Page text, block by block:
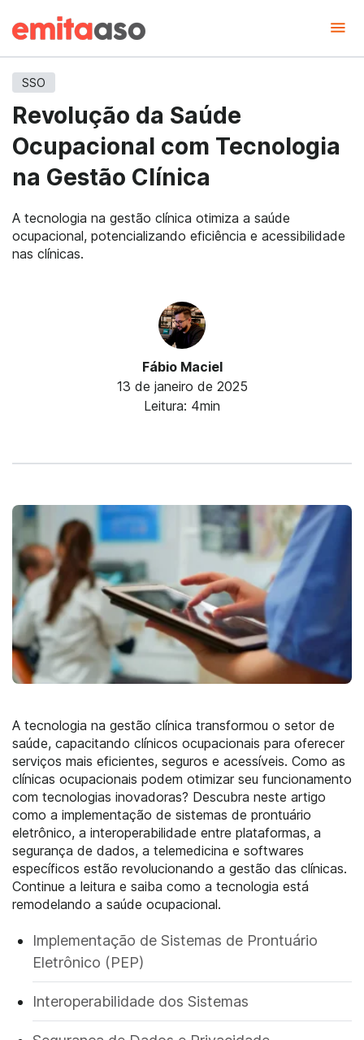
SSO
Revolução da Saúde
Ocupacional com Tecnologia
na Gestão Clínica
A tecnologia na gestão clínica otimiza a saúde
ocupacional, potencializando eficiência e acessibilidade
nas clínicas.
Fábio Maciel
13 de janeiro de 2025
Leitura: 4min
A tecnologia na gestão clínica transformou o setor de
saúde, capacitando clínicos ocupacionais para oferecer
serviços mais eficientes, seguros e acessíveis. Como as
clínicas ocupacionais podem otimizar seu funcionamento
com tecnologias inovadoras? Descubra neste artigo
como a implementação de sistemas de prontuário
eletrônico, a interoperabilidade entre plataformas, a
segurança de dados, a telemedicina e softwares
específicos estão revolucionando a gestão das clínicas.
Continue a leitura e saiba como a tecnologia está
remodelando a saúde ocupacional.
Implementação de Sistemas de Prontuário
Eletrônico (PEP)
Interoperabilidade dos Sistemas